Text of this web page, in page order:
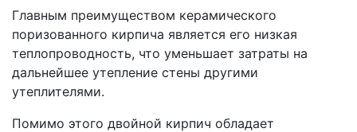
Главным преимуществом керамического
поризованного кирпича является его низкая
теплопроводность, что уменьшает затраты на
дальнейшее утепление стены другими
утеплителями.
Помимо этого двойной кирпич обладает